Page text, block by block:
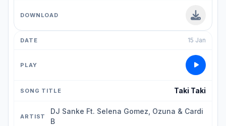
15 Jan
Taki Taki
DJ Sanke Ft. Selena Gomez, Ozuna & Cardi
B